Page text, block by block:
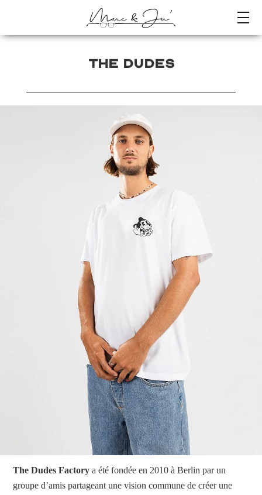
THE DUDES
The Dudes Factory a été fondée en 2010 à Berlin par un
groupe d’amis partageant une vision commune de créer une